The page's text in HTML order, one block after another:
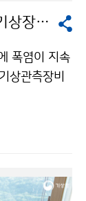
이정환 기상청 차장, 충남 공주시 기상장비 점검 및 폭염 피해 예방 활동 실시
폭염이 지속
상관측장비